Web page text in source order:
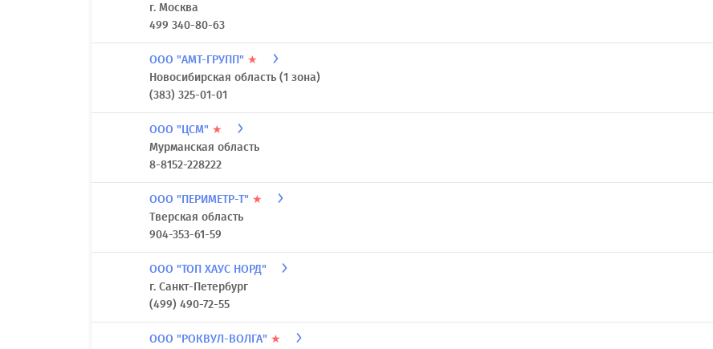
г. Москва
499 340-80-63
ООО "АМТ-ГРУПП" ★
Новосибирская область (1 зона)
(383) 325-01-01
ООО "ЦСМ" ★
Мурманская область
8-8152-228222
ООО "ПЕРИМЕТР-Т" ★
Тверская область
904-353-61-59
ООО "ТОП ХАУС НОРД"
г. Санкт-Петербург
(499) 490-72-55
ООО "РОКВУЛ-ВОЛГА" ★